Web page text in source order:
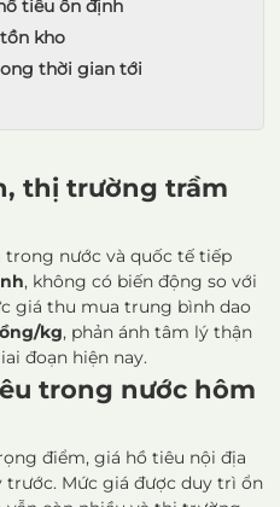
tiêu ổn định
kho
thời gian tới
thị trường trầm
nước và quốc tế tiếp
, không có biến động so với
giá thu mua trung bình dao
kg, phản ánh tâm lý thận
đoạn hiện nay.
trong nước hôm
điểm, giá hồ tiêu nội địa
Mức giá được duy trì ổn